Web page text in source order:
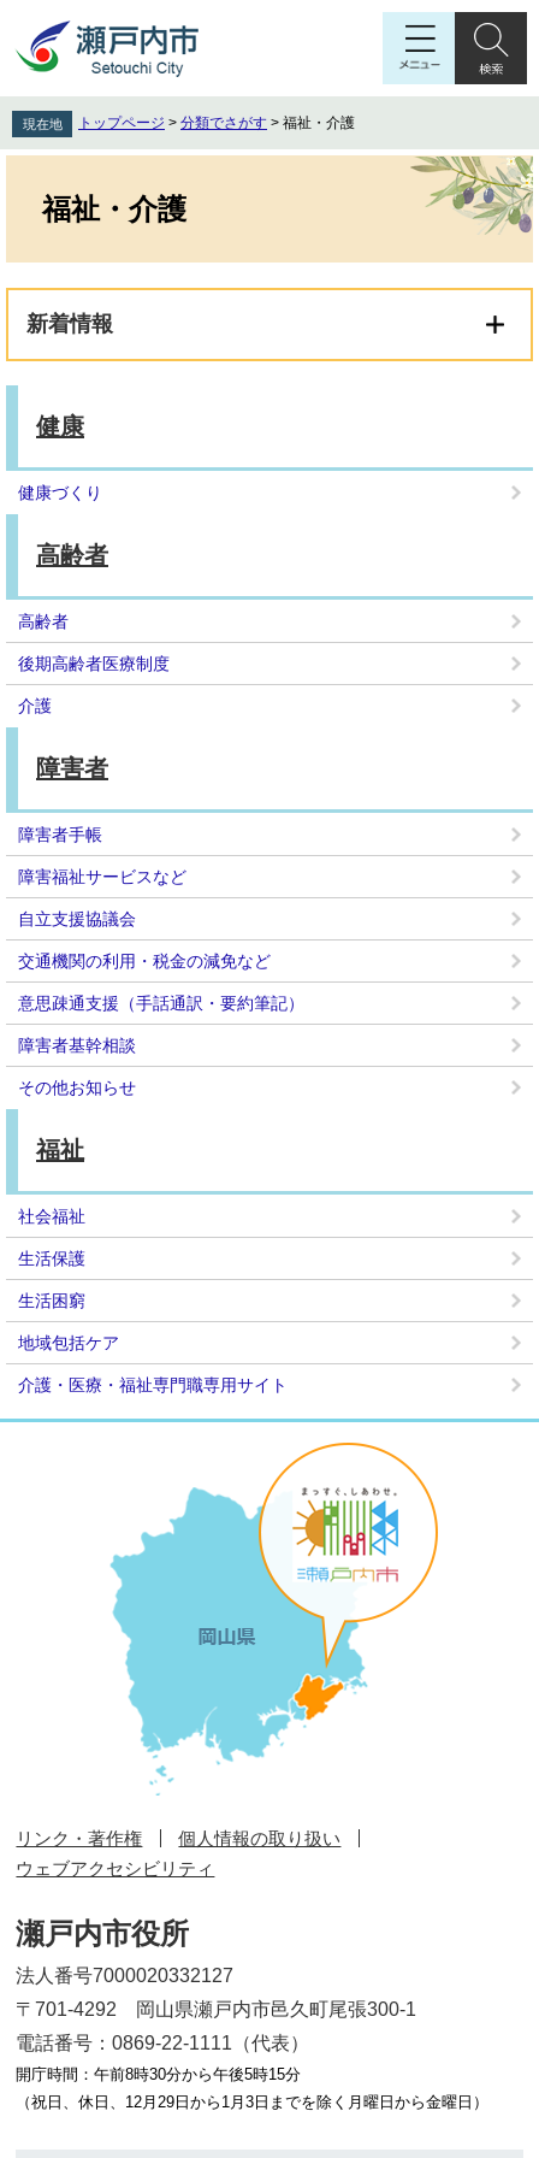
先
頭
を
飛
文
へ
現在地 トップページ > 分類でさがす > 福祉・介護
福祉・介護
新着情報
健康
健康づくり
高齢者
高齢者
後期高齢者医療制度
介護
障害者
障害者手帳
障害福祉サービスなど
自立支援協議会
交通機関の利用・税金の減免など
意思疎通支援（手話通訳・要約筆記）
障害者基幹相談
その他お知らせ
福祉
社会福祉
生活保護
生活困窮
地域包括ケア
介護・医療・福祉専門職専用サイト
リンク・著作権
個人情報の取り扱い
ウェブアクセシビリティ
瀬戸内市役所
法人番号7000020332127
〒701-4292 岡山県瀬戸内市邑久町尾張300-1
電話番号：0869-22-1111（代表）
開庁時間：午前8時30分から午後5時15分
（祝日、休日、12月29日から1月3日までを除く月曜日から金曜日）